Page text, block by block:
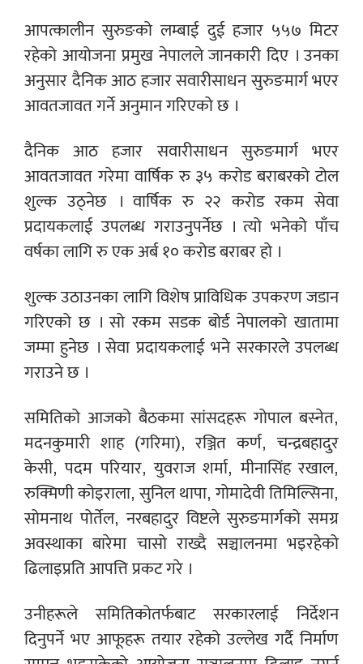
आपत्कालीन सुरुङको लम्बाई दुई हजार ५५७ मिटर
रहेको आयोजना प्रमुख नेपालले जानकारी दिए । उनका
अनुसार दैनिक आठ हजार सवारीसाधन सुरुङमार्ग भएर
आवतजावत गर्ने अनुमान गरिएको छ ।
दैनिक आठ हजार सवारीसाधन सुरुङमार्ग भएर
आवतजावत गरेमा वार्षिक रु ३५ करोड बराबरको टोल
शुल्क उठ्नेछ । वार्षिक रु २२ करोड रकम सेवा
प्रदायकलाई उपलब्ध गराउनुपर्नेछ । त्यो भनेको पाँच
वर्षका लागि रु एक अर्ब १० करोड बराबर हो ।
शुल्क उठाउनका लागि विशेष प्राविधिक उपकरण जडान
गरिएको छ । सो रकम सडक बोर्ड नेपालको खातामा
जम्मा हुनेछ । सेवा प्रदायकलाई भने सरकारले उपलब्ध
गराउने छ ।
समितिको आजको बैठकमा सांसदहरू गोपाल बस्नेत,
मदनकुमारी शाह (गरिमा), रञ्जित कर्ण, चन्द्रबहादुर
केसी, पदम परियार, युवराज शर्मा, मीनासिंह रखाल,
रुक्मिणी कोइराला, सुनिल थापा, गोमादेवी तिमिल्सिना,
सोमनाथ पोर्तेल, नरबहादुर विष्टले सुरुङमार्गको समग्र
अवस्थाका बारेमा चासो राख्दै सञ्चालनमा भइरहेको
ढिलाइप्रति आपत्ति प्रकट गरे ।
उनीहरूले समितिकोतर्फबाट सरकारलाई निर्देशन
दिनुपर्ने भए आफूहरू तयार रहेको उल्लेख गर्दै निर्माण